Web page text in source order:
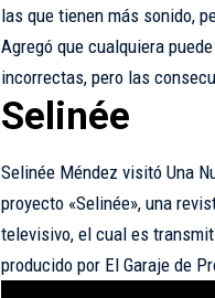
las que tienen más sonido,
Agregó que cualquiera
incorrectas, pero las
Selinée
Selinée Méndez visitó Una
proyecto «Selinée», una
televisivo, el cual es
producido por El Garaje de